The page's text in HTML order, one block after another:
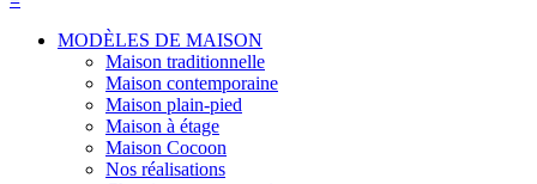
MODÈLES DE MAISON
Maison traditionnelle
Maison contemporaine
Maison plain-pied
Maison à étage
Maison Cocoon
Nos réalisations